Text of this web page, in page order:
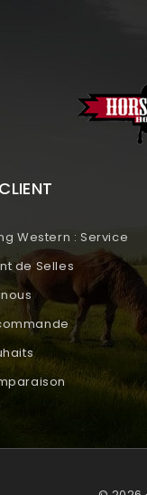
Western : Service
de Selles